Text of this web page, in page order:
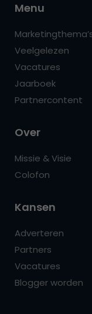
Menu
Veelgelezen
Vacatures
Jaarboek
Partnercontent
Over
Missie & Visie
Colofon
Kansen
Adverteren
Partners
Vacatures
Blogger worden